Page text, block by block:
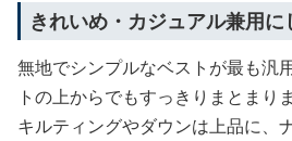
きれいめ・カジュアル兼用に
無地でシンプルなベストが最も汎
トの上からでもすっきりまとまりま
キルティングやダウンは上品に、